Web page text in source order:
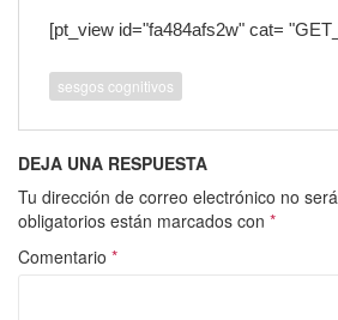
[pt_view id="fa484afs2w" cat=
sesgos cognitivos
DEJA UNA RESPUESTA
Tu dirección de correo electrónico no
obligatorios están marcados con *
Comentario *